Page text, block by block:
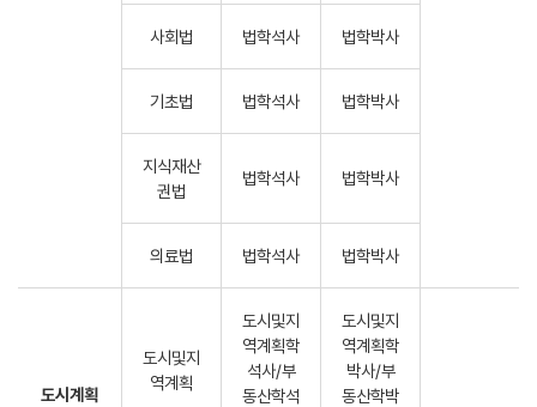
사회법 법학석사 법학박사
기초법 법학석사 법학박사
지식재산
권법
법학석사 법학박사
의료법 법학석사 법학박사
도시계획
도시및지
역계획
도시및지
역계획학
석사/부
동산학석
도시및지
역계획학
박사/부
동산학박